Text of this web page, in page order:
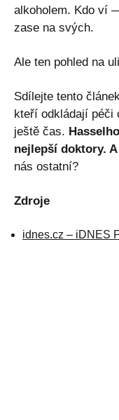
alkoholem. Kdo ví
zase na svých.
Ale ten pohled na
Sdílejte tento
kteří odkládají
ještě čas.
nejlepší doktory.
nás ostatní?
Zdroje
idnes.cz – iDNES